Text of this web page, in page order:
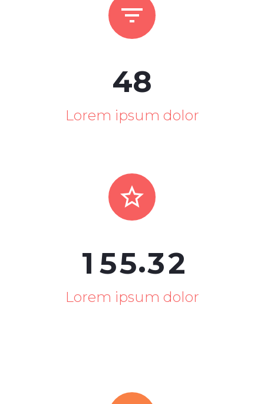


48
Lorem ipsum dolor


1 55.32
Lorem ipsum dolor